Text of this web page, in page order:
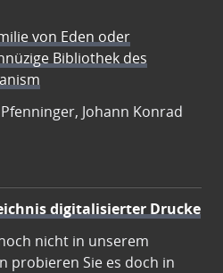
von Eden oder
Bibliothek des
Johann Konrad
digitalisierter Drucke
nicht in unserem
probieren Sie es doch in